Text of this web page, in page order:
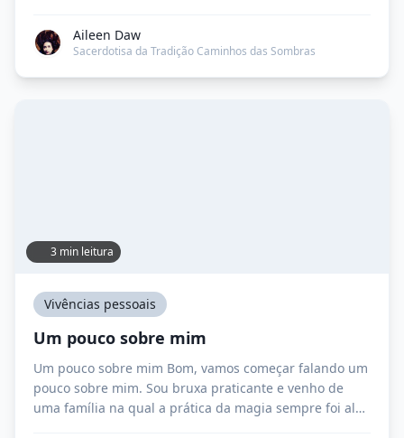
médio, minha turma (graças a mim e a uma amiga que
indicamos o tema) fez a Feira […]
Aileen Daw
Sacerdotisa da Tradição Caminhos das Sombras
3 min leitura
Vivências pessoais
Um pouco sobre mim
Um pouco sobre mim Bom, vamos começar falando um
pouco sobre mim. Sou bruxa praticante e venho de
uma família na qual a prática da magia sempre foi algo